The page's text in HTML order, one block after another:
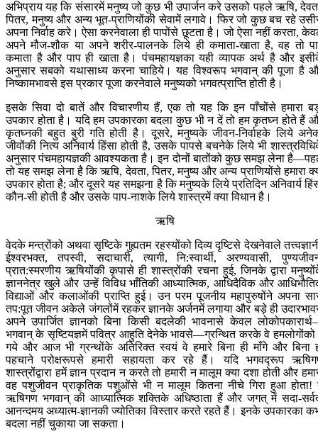
अभिप्राय यह कि संसारमें मनुष्य जो कुछ भी उपार्जन करे उसको पहले ऋषि,
पितर, मनुष्य और अन्य भूत-प्राणियोंकी सेवामें लगावे। फिर जो कुछ बच रहे
अपना निर्वाह करे। ऐसा करनेवाला ही पापोंसे छूटता है। जो ऐसा नहीं करता,
अपने मौज-शौक या अपने शरीर-पालनके लिये ही कमाता-खाता है, वह तो
कमाता है और पाप ही खाता है। पंचमहायज्ञका यही व्यापक अर्थ है और
अनुसार सबको यथासाध्य करना चाहिये। यह विश्वरूप भगवान् की पूजा है
निष्कामभावसे इस प्रकार पूजा करनेवाले मनुष्यको भगवत्प्राप्ति होती है।
इसके सिवा दो बातें और विचारणीय हैं, एक तो यह कि इन पाँचोंसे हमारा
उपकार होता है। यदि हम उपकारका बदला कुछ भी न दें तो हम कृतघ्न होते हैं
कृतघ्नकी बहुत बुरी गति होती है। दूसरे, मनुष्यके जीवन-निर्वाहके लिये
जीवोंकी नित्य अनिवार्य हिंसा होती है, उसके पापसे बचनेके लिये भी
अनुसार पंचमहायज्ञकी आवश्यकता है। इन दोनों बातोंको कुछ समझ लेना
तो यह समझ लेना है कि ऋषि, देवता, पितर, मनुष्य और अन्य प्राणियोंसे हमारा
उपकार होता है; और दूसरे यह समझना है कि मनुष्यके लिये प्रतिदिन अनिवार्य
कौन-सी होती है और उसके पाप-नाशके लिये शास्त्रमें क्या विधान है।
ऋषि
वेदके मन्त्रोंको अथवा सृष्टिके गुह्यतम रहस्योंको दिव्य दृष्टिसे देखनेवाले
ईश्वरभक्त, तपस्वी, सदाचारी, त्यागी, नि:स्वार्थी, अरण्यवासी,
प्रात:स्मरणीय ऋषियोंकी कृपासे ही शास्त्रोंकी रचना हुई, जिनके द्वारा
ज्ञाननेत्र खुले और उन्हें विविध भाँतिकी आध्यात्मिक, आधिदैविक और
विद्याओं और कलाओंकी प्राप्ति हुई। उन परम पूजनीय महापुरुषोंने अपना
तप:पूत जीवन अकेले जंगलोंमें रहकर ज्ञानके अर्जनमें लगाया और बड़े ही
अपने उपार्जित ज्ञानको बिना किसी बदलेकी भावनासे केवल
भगवान् के सृष्टियज्ञमें पवित्र आहुति देनेके भावसे—ग्रन्थित करके वे हमलोगोंको
गये और आज भी ग्रन्थोंके अतिरिक्त स्वयं वे हमारे बिना ही माँगे और बिना
पहचाने परोक्षरूपसे हमारी सहायता कर रहे हैं। यदि भगवद्‍रूप
शास्त्रोंद्वारा हमें ज्ञान प्रदान न करते तो हमारी न मालूम क्या दशा होती और
वह पशुजीवन प्राकृतिक पशुओंसे भी न मालूम कितना नीचे गिरा हुआ होता!
ऋषिगण भगवान् की आध्यात्मिक शक्तिके अधिष्ठाता हैं और जगत् में सदा-
आनन्दमय अध्यात्म-ज्ञानकी ज्योतिका विस्तार करते रहते हैं। इनके उपकारका
बदला नहीं चुकाया जा सकता।